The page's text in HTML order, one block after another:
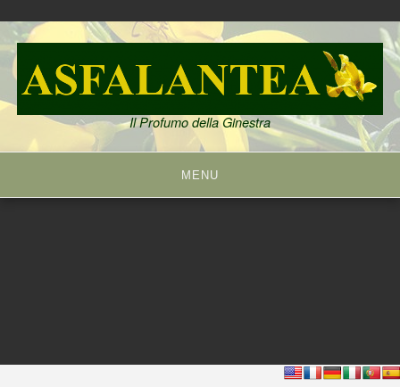
Skip
to
content
Il Profumo della Ginestra
MENU